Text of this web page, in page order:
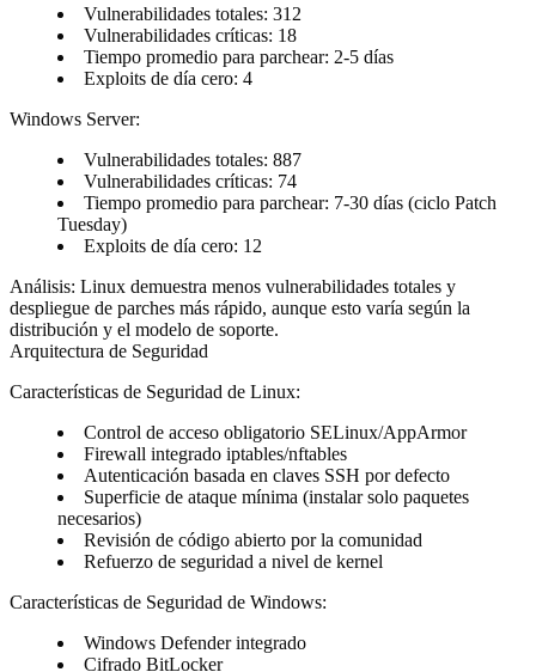
Vulnerabilidades totales: 312
Vulnerabilidades críticas: 18
Tiempo promedio para parchear: 2-5 días
Exploits de día cero: 4
Windows Server:
Vulnerabilidades totales: 887
Vulnerabilidades críticas: 74
Tiempo promedio para parchear: 7-30 días (ciclo Patch
Tuesday)
Exploits de día cero: 12
Análisis: Linux demuestra menos vulnerabilidades totales y
despliegue de parches más rápido, aunque esto varía según la
distribución y el modelo de soporte.
Arquitectura de Seguridad
Características de Seguridad de Linux:
Control de acceso obligatorio SELinux/AppArmor
Firewall integrado iptables/nftables
Autenticación basada en claves SSH por defecto
Superficie de ataque mínima (instalar solo paquetes
necesarios)
Revisión de código abierto por la comunidad
Refuerzo de seguridad a nivel de kernel
Características de Seguridad de Windows:
Windows Defender integrado
Cifrado BitLocker